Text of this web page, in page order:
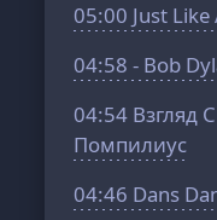
05:00 Just
04:58 - Bob
04:54 Взгляд
Помпилиус
04:46 Dans